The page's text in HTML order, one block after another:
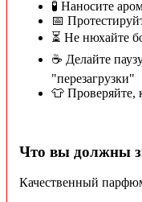
🧪 Наносите
📅
⏳ Не нюхайте
☕ Делайте
"перезагрузки"
👕 Проверяйте,
Что вы должны
Качественный